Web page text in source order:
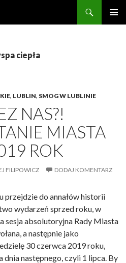
ciepła
, LUBLIN, SMOG W LUBLINIE
NAS?!
MIASTA
ROK
FILIPOWICZ DODAJ KOMENTARZ
przejdzie do annałów historii
wydarzeń sprzed roku, w
sesja absolutoryjna Rady Miasta
a następnie jako
30 czerwca 2019 roku,
dnia następnego, czyli 1 lipca. By